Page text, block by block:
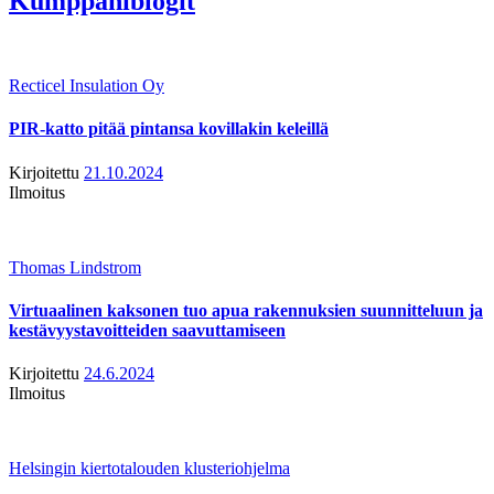
Recticel Insulation Oy
PIR-katto pitää pintansa kovillakin keleillä
Kirjoitettu 21.10.2024
Ilmoitus
Thomas Lindstrom
Virtuaalinen kaksonen tuo apua rakennuksien suunnitteluun ja
kestävyystavoitteiden saavuttamiseen
Kirjoitettu 24.6.2024
Ilmoitus
Helsingin kiertotalouden klusteriohjelma